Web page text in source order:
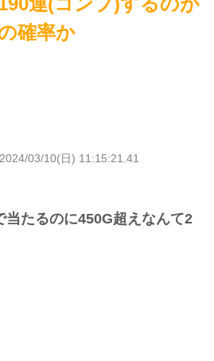
確率か
2024/03/10(日) 11:15:21.41
当たるのに450G超えなんて2